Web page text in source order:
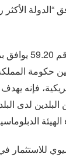
الأكثر
أما بخصوص
حكومة
فإنه
لدى
للاستثمار في